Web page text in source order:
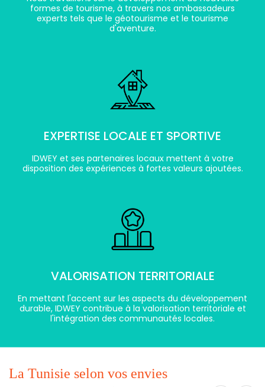
formes de tourisme, à travers nos ambassadeurs
experts tels que le géotourisme et le tourisme
d'aventure.
EXPERTISE LOCALE ET SPORTIVE
IDWEY et ses partenaires locaux mettent à votre
disposition des expériences à fortes valeurs ajoutées.
VALORISATION TERRITORIALE
En mettant l'accent sur les aspects du développement
durable, IDWEY contribue à la valorisation territoriale et
l'intégration des communautés locales.
La Tunisie selon vos envies